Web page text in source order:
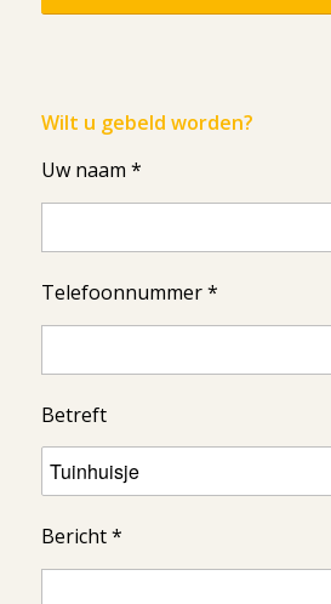
Wilt u gebeld worden?
Uw naam *
Telefoonnummer *
Betreft
Bericht *